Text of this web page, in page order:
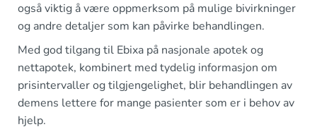
også viktig å være oppmerksom på mulige bivirkninger
og andre detaljer som kan påvirke behandlingen.
Med god tilgang til Ebixa på nasjonale apotek og
nettapotek, kombinert med tydelig informasjon om
prisintervaller og tilgjengelighet, blir behandlingen av
demens lettere for mange pasienter som er i behov av
hjelp.